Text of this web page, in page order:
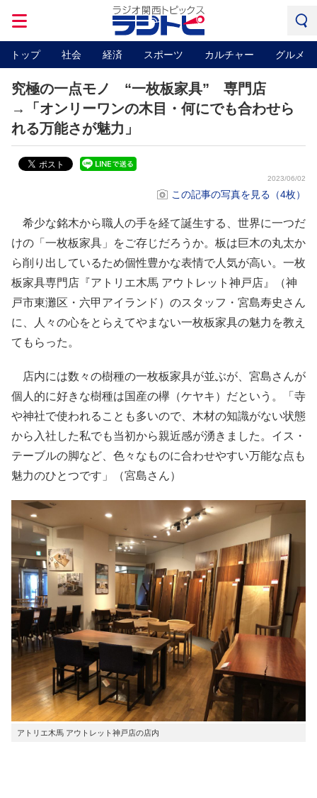
トップ 社会 経済 スポーツ カルチャー グルメ
究極の一点モノ “一枚板家具” 専門店
→「オンリーワンの木目・何にでも合わせら
れる万能さが魅力」
2023/06/02
この記事の写真を見る（4枚）
希少な銘木から職人の手を経て誕生する、世界に一つだ
けの「一枚板家具」をご存じだろうか。板は巨木の丸太か
ら削り出しているため個性豊かな表情で人気が高い。一枚
板家具専門店『アトリエ木馬 アウトレット神戸店』（神
戸市東灘区・六甲アイランド）のスタッフ・宮島寿史さん
に、人々の心をとらえてやまない一枚板家具の魅力を教え
てもらった。
店内には数々の樹種の一枚板家具が並ぶが、宮島さんが
個人的に好きな樹種は国産の欅（ケヤキ）だという。「寺
や神社で使われることも多いので、木材の知識がない状態
から入社した私でも当初から親近感が湧きました。イス・
テーブルの脚など、色々なものに合わせやすい万能な点も
魅力のひとつです」（宮島さん）
アトリエ木馬 アウトレット神戸店の店内